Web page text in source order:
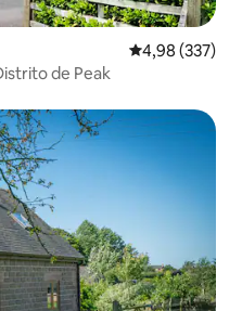
4,98 de uma
4,98 (337)
de Peak
hóspedes